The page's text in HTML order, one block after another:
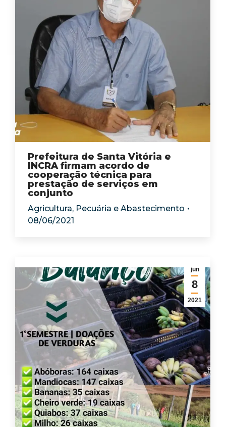
Prefeitura de Santa Vitória e
INCRA firmam acordo de
cooperação técnica para
prestação de serviços em
conjunto
Agricultura, Pecuária e Abastecimento
08/06/2021
jun
8
2021